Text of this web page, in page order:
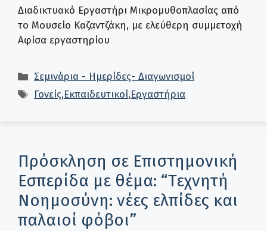
Διαδικτυακό Εργαστήρι Μικρομυθοπλασίας από
το Μουσείο Καζαντζάκη, με ελεύθερη συμμετοχή
Αφίσα εργαστηρίου
Κατηγορίες
Σεμινάρια - Ημερίδες- Διαγωνισμοί
Ετικέτες
Γονείς,Εκπαιδευτικοί,Εργαστήρια
Πρόσκληση σε Επιστημονική
Εσπερίδα με θέμα: “Τεχνητή
Νοημοσύνη: νέες ελπίδες και
παλαιοί φόβοι”